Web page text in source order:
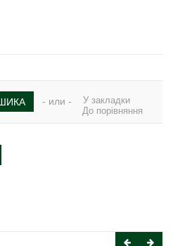
- или -
У закладки
До порівняння